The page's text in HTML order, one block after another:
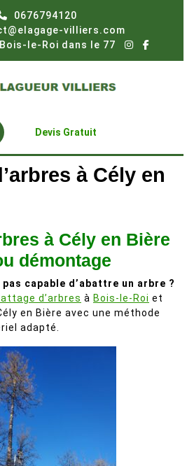
0676794120
villiers.com
le-Roi dans le 77
Open
Button
Devis Gratuit
à Cély en
à Cély en Bière
démontage
capable d’abattre un arbre ?
d’arbres à Bois-le-Roi et
en Bière avec une méthode
adapté.